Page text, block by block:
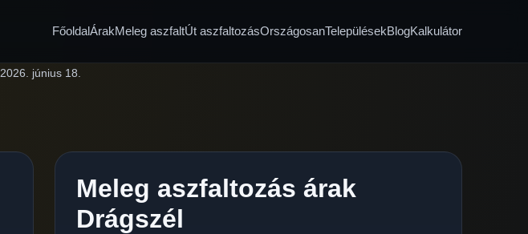
FőoldalÁrakMeleg aszfaltÚt aszfaltozásOrszágosanTelepülésekBlogKalkulátor
2026. június 18.
Meleg aszfaltozás árak
Drágszél